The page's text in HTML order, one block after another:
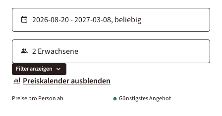
Filter anzeigen
Preiskalender ausblenden
Preise pro Person ab Günstigstes Angebot